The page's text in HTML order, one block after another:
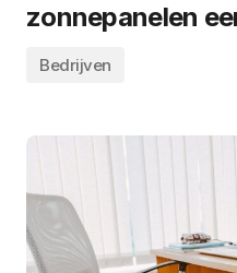
zonnepanelen
Bedrijven